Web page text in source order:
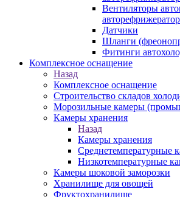
Вентиляторы
Датчики
Шланги
Фитинги
Комплексное оснащение
Назад
Комплексное оснащение
Строительство складов
Морозильные камеры
Камеры хранения
Назад
Камеры хранения
Среднетемпературные
Низкотемпературные
Камеры шоковой заморозки
Хранилище для овощей
Фруктохранилище